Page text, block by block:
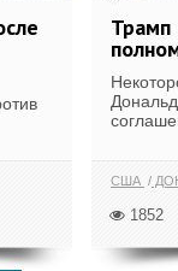
Трамп
США
1852